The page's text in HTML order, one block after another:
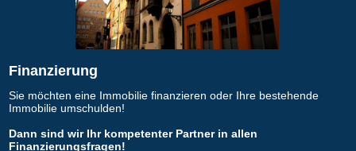
Finanzierung
Sie möchten eine Immobilie finanzieren oder Ihre bestehende
Immobilie umschulden!
Dann sind wir Ihr kompetenter Partner in allen
Finanzierungsfragen!